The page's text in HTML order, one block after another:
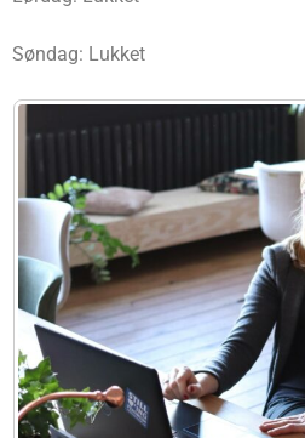
Søndag: Lukket